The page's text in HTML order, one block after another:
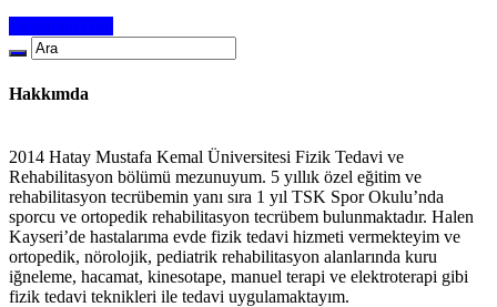
Hakkımda
2014 Hatay Mustafa Kemal Üniversitesi Fizik Tedavi ve
Rehabilitasyon bölümü mezunuyum. 5 yıllık özel eğitim ve
rehabilitasyon tecrübemin yanı sıra 1 yıl TSK Spor Okulu’nda
sporcu ve ortopedik rehabilitasyon tecrübem bulunmaktadır. Halen
Kayseri’de hastalarıma evde fizik tedavi hizmeti vermekteyim ve
ortopedik, nörolojik, pediatrik rehabilitasyon alanlarında kuru
iğneleme, hacamat, kinesotape, manuel terapi ve elektroterapi gibi
fizik tedavi teknikleri ile tedavi uygulamaktayım.